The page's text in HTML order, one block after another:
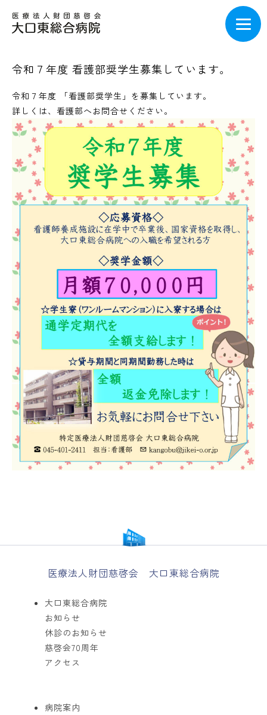
令和７年度 看護部奨学生募集しています。
令和７年度 「看護部奨学生」を募集しています。
詳しくは、看護部へお問合せください。
医療法人財団慈啓会 大口東総合病院
大口東総合病院
お知らせ
休診のお知らせ
慈啓会70周年
アクセス
病院案内